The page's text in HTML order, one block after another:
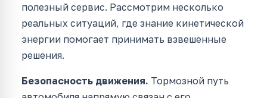
полезный сервис. Рассмотрим несколько
реальных ситуаций, где знание кинетической
энергии помогает принимать взвешенные
решения.
Безопасность движения. Тормозной путь